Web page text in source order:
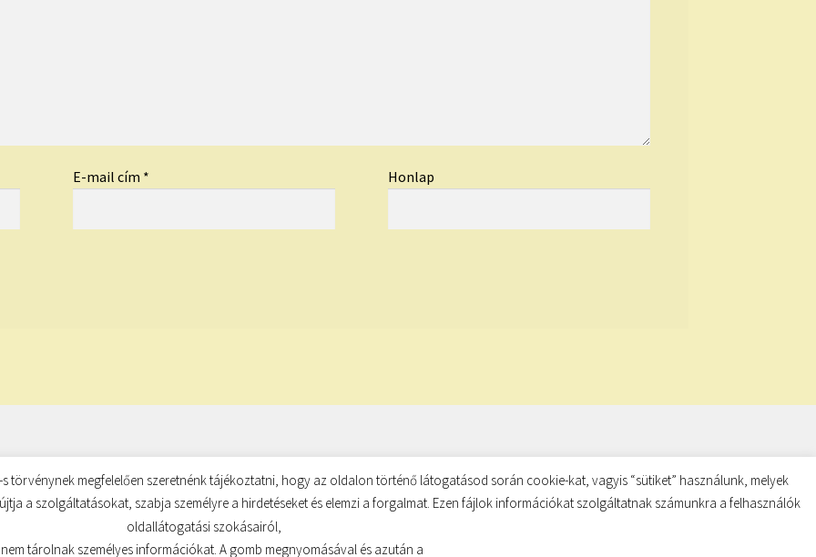
E-mail cím * Honlap
törvénynek megfelelően szeretnénk tájékoztatni, hogy az oldalon történő látogatásod során cookie-kat, vagyis “sütiket” használunk, melyek
a szolgáltatásokat, szabja személyre a hirdetéseket és elemzi a forgalmat. Ezen fájlok információkat szolgáltatnak számunkra a felhasználók
oldallátogatási szokásairól,
tárolnak személyes információkat. A gomb megnyomásával és azután a